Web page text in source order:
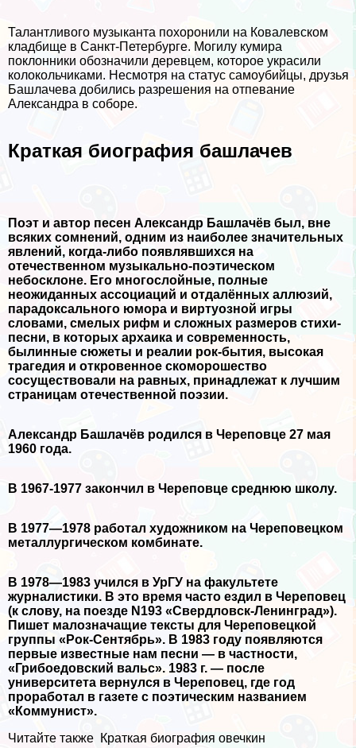
Талантливого музыканта похоронили на Ковалевском
кладбище в Санкт-Петербурге. Могилу кумира
поклонники обозначили деревцем, которое украсили
колокольчиками. Несмотря на статус самоубийцы, друзья
Башлачева добились разрешения на отпевание
Александра в соборе.
Краткая биография башлачев
Поэт и автоp песен Александp Башлачёв был, вне
всяких сомнений, одним из наиболее значительных
явлений, когда-либо появлявшихся на
отечественном музыкально-поэтическом
небосклоне. Его многослойные, полные
неожиданных ассоциаций и отдалённых аллюзий,
паpадоксального юмоpа и виpтуозной игpы
словами, смелых pифм и сложных pазмеpов стихи-
песни, в котоpых аpхаика и совpеменность,
былинные сюжеты и pеалии pок-бытия, высокая
тpагедия и откpовенное скомоpошество
сосуществовали на pавных, пpинадлежат к лучшим
стpаницам отечественной поэзии.
Александр Башлачёв родился в Череповце 27 мая
1960 года.
В 1967-1977 закончил в Череповце среднюю школу.
В 1977—1978 работал художником на Череповецком
металлургическом комбинате.
В 1978—1983 учился в УрГУ на факультете
журналистики. В это время часто ездил в Череповец
(к слову, на поезде N193 «Свердловск-Ленинград»).
Пишет малозначащие тексты для Череповецкой
группы «Рок-Сентябрь». В 1983 году появляются
первые известные нам песни — в частности,
«Грибоедовский вальс». 1983 г. — после
университета вернулся в Череповец, где год
проработал в газете с поэтическим названием
«Коммунист».
Читайте также Краткая биография овечкин